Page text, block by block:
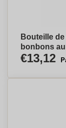
Bouteille
bonbons
€13,12